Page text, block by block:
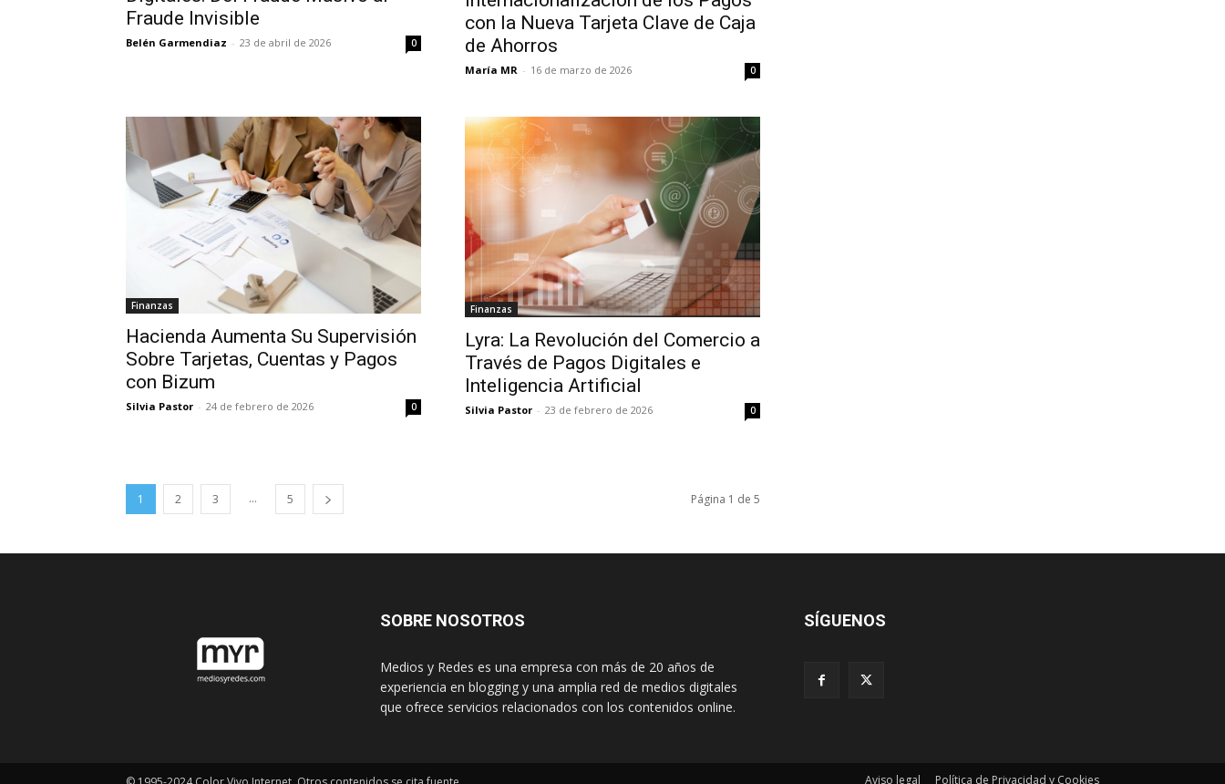
Fraude Invisible
Belén Garmendiaz - 23 de abril de 2026 0
con la Nueva Tarjeta Clave de Caja
de Ahorros
María MR - 16 de marzo de 2026 0
Finanzas
Hacienda Aumenta Su Supervisión
Sobre Tarjetas, Cuentas y Pagos
con Bizum
Silvia Pastor - 24 de febrero de 2026 0
Finanzas
Lyra: La Revolución del Comercio a
Través de Pagos Digitales e
Inteligencia Artificial
Silvia Pastor - 23 de febrero de 2026 0
1 2 3 ... 5 Página 1 de 5
SOBRE NOSOTROS
Medios y Redes es una empresa con más de 20 años de
experiencia en blogging y una amplia red de medios digitales
que ofrece servicios relacionados con los contenidos online.
SÍGUENOS
Aviso legal Política de Privacidad y Cookies